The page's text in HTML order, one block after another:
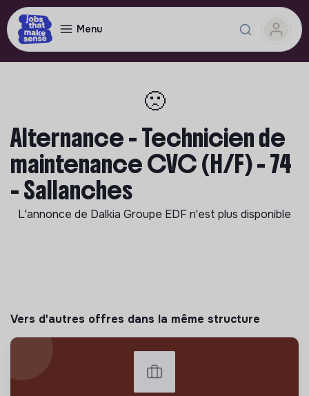
Menu
🙁
Alternance - Technicien de
maintenance CVC (H/F) - 74
- Sallanches
L'annonce de Dalkia Groupe EDFn'est plus disponible
Vers d'autres offres dans la même structure